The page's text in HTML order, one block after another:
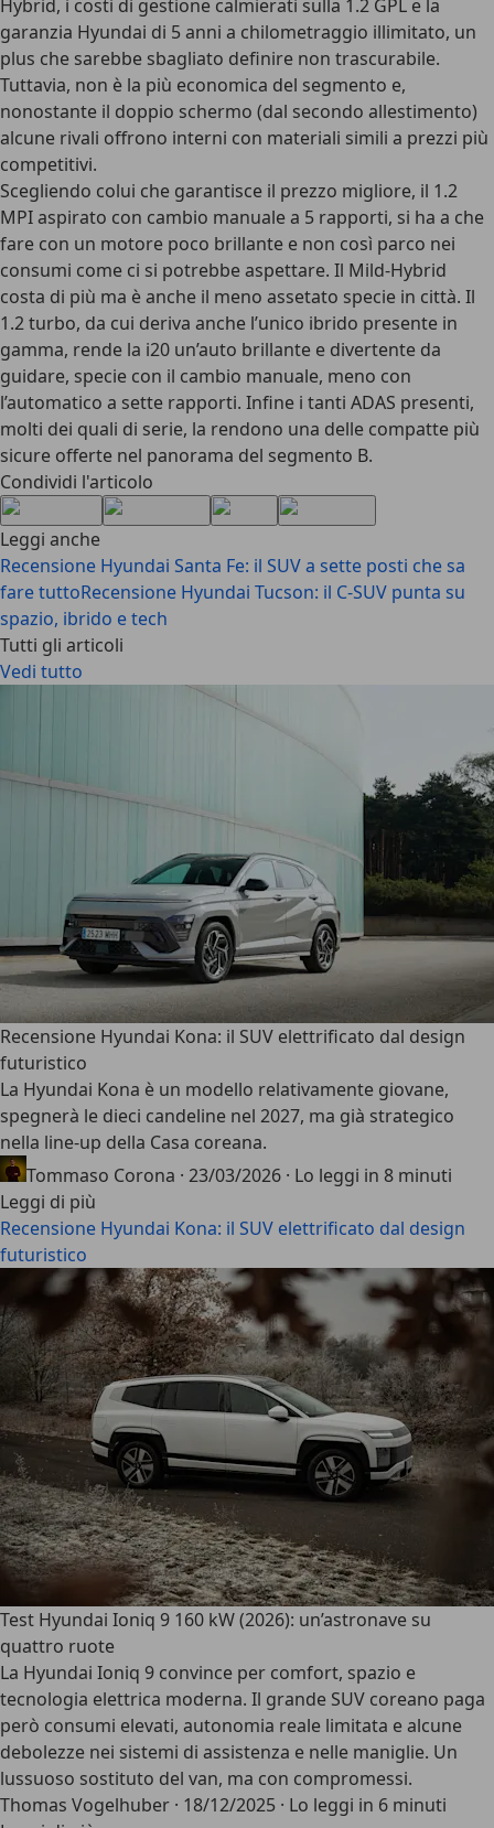
Hybrid, i costi di gestione calmierati sulla 1.2 GPL e la
garanzia Hyundai di 5 anni a chilometraggio illimitato, un
plus che sarebbe sbagliato definire non trascurabile.
Tuttavia, non è la più economica del segmento e,
nonostante il doppio schermo (dal secondo allestimento)
alcune rivali offrono interni con materiali simili a prezzi più
competitivi.
Scegliendo colui che garantisce il prezzo migliore, il 1.2
MPI aspirato con cambio manuale a 5 rapporti, si ha a che
fare con un motore poco brillante e non così parco nei
consumi come ci si potrebbe aspettare. Il Mild-Hybrid
costa di più ma è anche il meno assetato specie in città. Il
1.2 turbo, da cui deriva anche l’unico ibrido presente in
gamma, rende la i20 un’auto brillante e divertente da
guidare, specie con il cambio manuale, meno con
l’automatico a sette rapporti. Infine i tanti ADAS presenti,
molti dei quali di serie, la rendono una delle compatte più
sicure offerte nel panorama del segmento B.
Condividi l'articolo
Leggi anche
Recensione Hyundai Santa Fe: il SUV a sette posti che sa
fare tuttoRecensione Hyundai Tucson: il C-SUV punta su
spazio, ibrido e tech
Tutti gli articoli
Vedi tutto
Recensione Hyundai Kona: il SUV elettrificato dal design
futuristico
La Hyundai Kona è un modello relativamente giovane,
spegnerà le dieci candeline nel 2027, ma già strategico
nella line-up della Casa coreana.
Tommaso Corona · 23/03/2026 · Lo leggi in 8 minuti
Leggi di più
Recensione Hyundai Kona: il SUV elettrificato dal design
futuristico
Test Hyundai Ioniq 9 160 kW (2026): un’astronave su
quattro ruote
La Hyundai Ioniq 9 convince per comfort, spazio e
tecnologia elettrica moderna. Il grande SUV coreano paga
però consumi elevati, autonomia reale limitata e alcune
debolezze nei sistemi di assistenza e nelle maniglie. Un
lussuoso sostituto del van, ma con compromessi.
Thomas Vogelhuber · 18/12/2025 · Lo leggi in 6 minuti